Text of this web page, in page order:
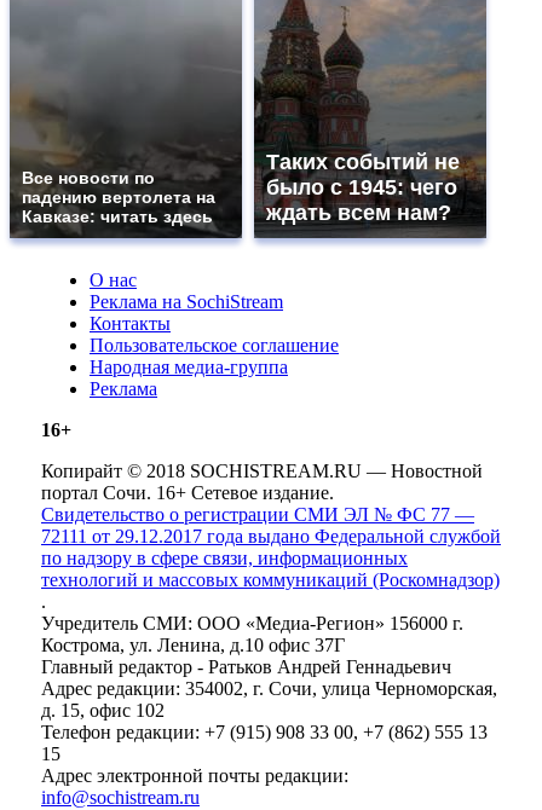
Все новости по
падению вертолета на
Кавказе: читать здесь
Таких событий не
было с 1945: чего
ждать всем нам?
О нас
Реклама на SochiStream
Контакты
Пользовательское соглашение
Народная медиа-группа
Реклама
16+
Копирайт © 2018 SOCHISTREAM.RU — Новостной
портал Сочи. 16+ Сетевое издание.
Свидетельство о регистрации СМИ ЭЛ № ФС 77 —
72111 от 29.12.2017 года выдано Федеральной службой
по надзору в сфере связи, информационных
технологий и массовых коммуникаций (Роскомнадзор)
.
Учредитель СМИ: ООО «Медиа-Регион» 156000 г.
Кострома, ул. Ленина, д.10 офис 37Г
Главный редактор - Ратьков Андрей Геннадьевич
Адрес редакции: 354002, г. Сочи, улица Черноморская,
д. 15, офис 102
Телефон редакции: +7 (915) 908 33 00, +7 (862) 555 13
15
Адрес электронной почты редакции:
info@sochistream.ru